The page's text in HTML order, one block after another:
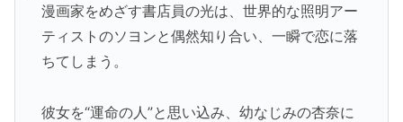
漫画家をめざす書店員の光は、世界的な照明アー
ティストのソヨンと偶然知り合い、一瞬で恋に落
ちてしまう。
彼女を“運命の人”と思い込み、幼なじみの杏奈に